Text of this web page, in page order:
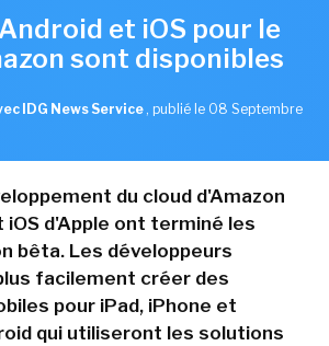
et iOS pour le
sont disponibles
IDG News Service , publié le 08 Septembre
du cloud d'Amazon
iOS d'Apple ont terminé les
bêta. Les développeurs
facilement créer des
pour iPad, iPhone et
qui utiliseront les solutions